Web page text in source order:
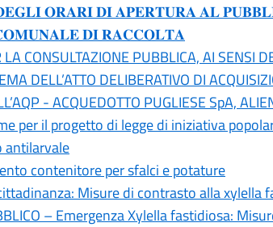
𝐃𝐄𝐆𝐋𝐈 𝐎𝐑𝐀𝐑𝐈 𝐃𝐈 𝐀𝐏𝐄𝐑𝐓𝐔𝐑𝐀 𝐀𝐋
𝐃𝐈 𝐑𝐀𝐂𝐂𝐎𝐋𝐓𝐀
LA CONSULTAZIONE PUBBLICA, AI SENSI
DELL’ATTO DELIBERATIVO DI
- ACQUEDOTTO PUGLIESE SpA,
per il progetto di legge di iniziativa
antilarvale
contenitore per sfalci e potature
Misure di contrasto alla xylella
– Emergenza Xylella fastidiosa: